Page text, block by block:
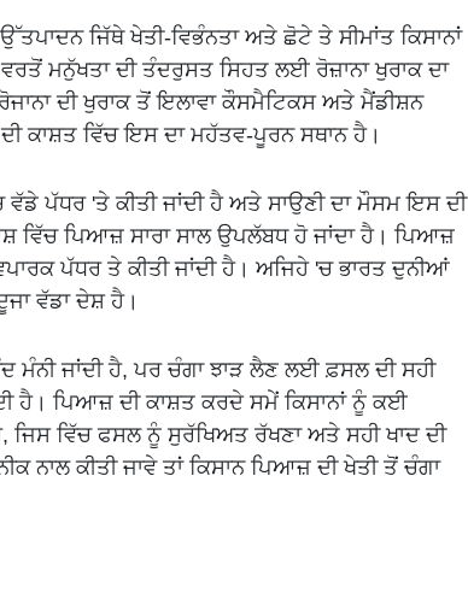
ਜਿੱਥੇ ਖੇਤੀ-ਵਿਭੰਨਤਾ ਅਤੇ ਛੋਟੇ ਤੇ ਸੀਮਾਂਤ ਕਿਸਾਨਾਂ
ਮਨੁੱਖਤਾ ਦੀ ਤੰਦਰੁਸਤ ਸਿਹਤ ਲਈ ਰੋਜ਼ਾਨਾ ਖੁਰਾਕ ਦਾ
ਦੀ ਖੁਰਾਕ ਤੋਂ ਇਲਾਵਾ ਕੌਸਮੈਟਿਕਸ ਅਤੇ ਮੈਂਡੀਸ਼ਨ
ਕਾਸ਼ਤ ਵਿੱਚ ਇਸ ਦਾ ਮਹੱਤਵ-ਪੂਰਨ ਸਥਾਨ ਹੈ।
ਵੱਡੇ ਪੱਧਰ 'ਤੇ ਕੀਤੀ ਜਾਂਦੀ ਹੈ ਅਤੇ ਸਾਉਣੀ ਦਾ ਮੌਸਮ ਇਸ ਦੀ
ਵਿੱਚ ਪਿਆਜ਼ ਸਾਰਾ ਸਾਲ ਉਪਲੱਬਧ ਹੋ ਜਾਂਦਾ ਹੈ। ਪਿਆਜ਼
ਪੱਧਰ ਤੇ ਕੀਤੀ ਜਾਂਦੀ ਹੈ। ਅਜਿਹੇ 'ਚ ਭਾਰਤ ਦੁਨੀਆਂ
ਵੱਡਾ ਦੇਸ਼ ਹੈ।
ਮੰਨੀ ਜਾਂਦੀ ਹੈ, ਪਰ ਚੰਗਾ ਝਾੜ ਲੈਣ ਲਈ ਫ਼ਸਲ ਦੀ ਸਹੀ
ਹੈ। ਪਿਆਜ਼ ਦੀ ਕਾਸ਼ਤ ਕਰਦੇ ਸਮੇਂ ਕਿਸਾਨਾਂ ਨੂੰ ਕਈ
ਜਿਸ ਵਿੱਚ ਫਸਲ ਨੂੰ ਸੁਰੱਖਿਅਤ ਰੱਖਣਾ ਅਤੇ ਸਹੀ ਖਾਦ ਦੀ
ਨਾਲ ਕੀਤੀ ਜਾਵੇ ਤਾਂ ਕਿਸਾਨ ਪਿਆਜ਼ ਦੀ ਖੇਤੀ ਤੋਂ ਚੰਗਾ